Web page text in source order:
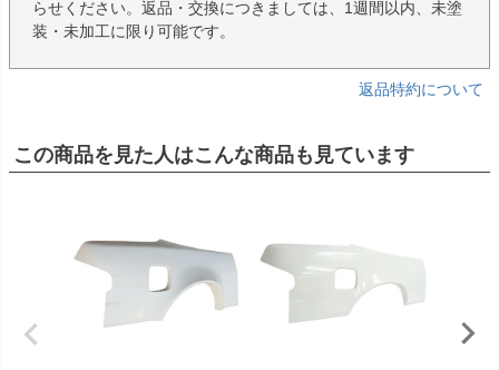
らせください。返品・交換につきましては、1週間以内、未塗
装・未加工に限り可能です。
返品特約について
この商品を見た人はこんな商品も見ています